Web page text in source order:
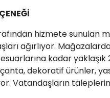
hizmete sunulan
ağırlıyor.
kadar
dekoratif ürünler,
Vatandaşların